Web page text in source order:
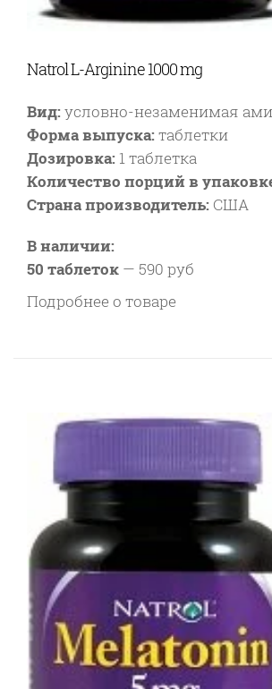
Natrol L-Arginine 1000 mg
Вид:условно-незаменимая
Форма выпуска:таблетки
Дозировка: 1 таблетка
Количество порций в
Страна производитель: США
В наличии:
50 таблеток — 590 руб
Подробнее о товаре